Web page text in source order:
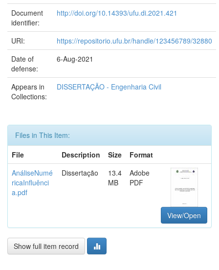
Document
identifier:
http://doi.org/10.14393/ufu.di.2021.421
URI:
https://repositorio.ufu.br/handle/123456789/32880
Date of
defense:
6-Aug-2021
Appears in
Collections:
DISSERTAÇÃO - Engenharia Civil
Files in This Item:
File
Description Size
Format
AnáliseNumé
ricaInfluênci
a.pdf
Dissertação
13.4
MB
Adobe
PDF
View/Open
Show full item record